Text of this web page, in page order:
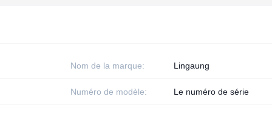
Nom de la marque: Lingaung
Numéro de modèle: Le numéro de série